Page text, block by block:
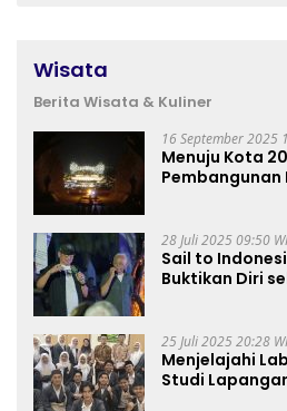
Wisata
Berita Wisata & Kuliner
16 September 2025
Menuju Kota
28 Juli 2025 09:50
Sail to
Buktikan Diri
25 Juli 2025 20:28
Menjelajahi
Studi